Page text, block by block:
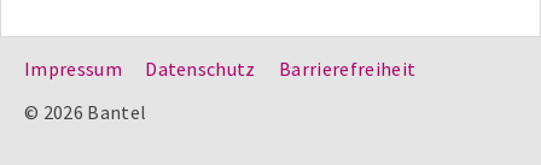
Impressum Datenschutz
Barrierefreiheit
© 2026 Bantel